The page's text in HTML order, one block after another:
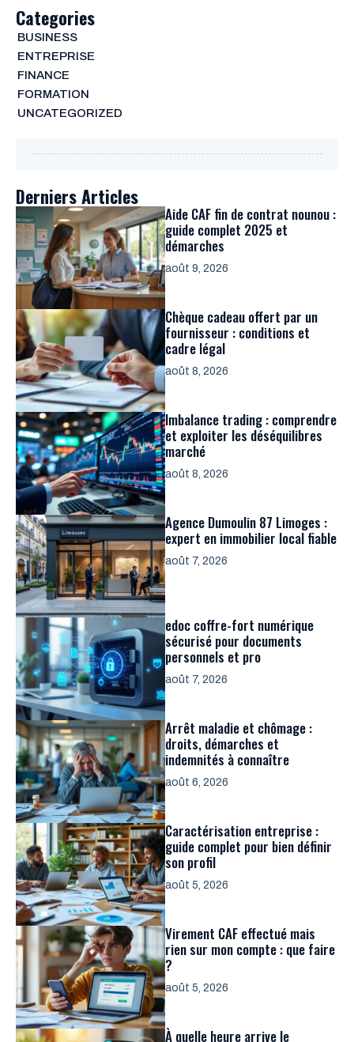
Categories
BUSINESS
ENTREPRISE
FINANCE
FORMATION
UNCATEGORIZED
Derniers Articles
Aide CAF fin de contrat nounou :
guide complet 2025 et
démarches
août 9, 2026
Chèque cadeau offert par un
fournisseur : conditions et
cadre légal
août 8, 2026
Imbalance trading : comprendre
et exploiter les déséquilibres
marché
août 8, 2026
Agence Dumoulin 87 Limoges :
expert en immobilier local fiable
août 7, 2026
edoc coffre-fort numérique
sécurisé pour documents
personnels et pro
août 7, 2026
Arrêt maladie et chômage :
droits, démarches et
indemnités à connaître
août 6, 2026
Caractérisation entreprise :
guide complet pour bien définir
son profil
août 5, 2026
Virement CAF effectué mais
rien sur mon compte : que faire
?
août 5, 2026
À quelle heure arrive le